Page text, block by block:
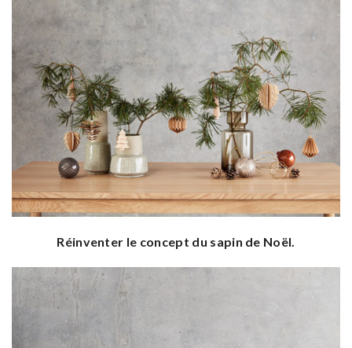
Réinventer le concept du sapin de Noël.